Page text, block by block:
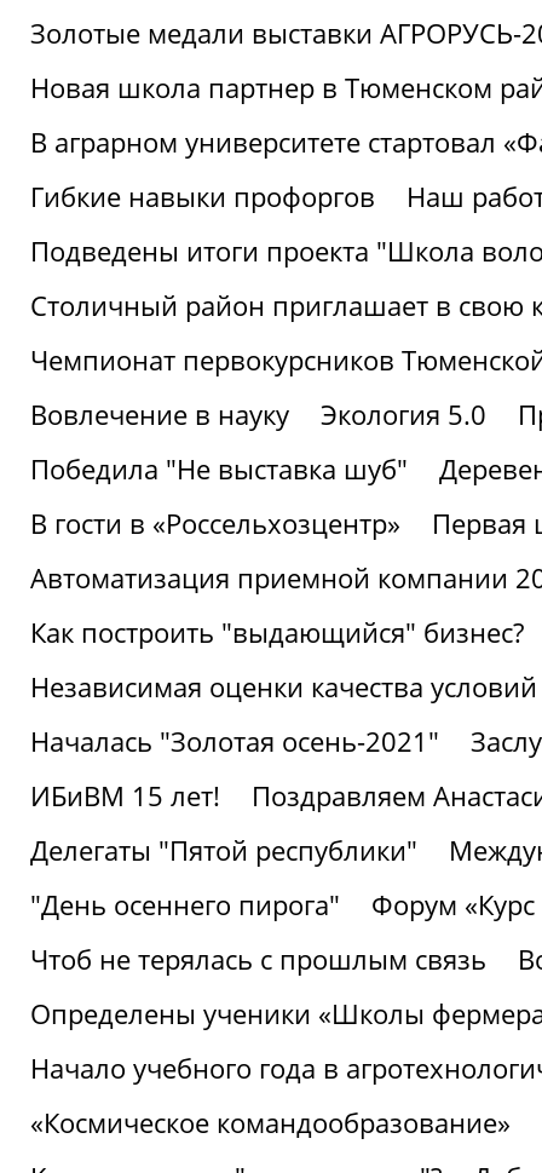
Золотые медали выставки АГРОРУСЬ-
Новая школа партнер в Тюменском
В аграрном университете стартовал
Гибкие навыки профоргов
Наш
Подведены итоги проекта "Школа
Столичный район приглашает в свою
Чемпионат первокурсников
Вовлечение в науку
Экология 5.0
Победила "Не выставка шуб"
В гости в «Россельхозцентр»
Первая
Автоматизация приемной компании
Как построить "выдающийся" бизнес?
Независимая оценки качества
Началась "Золотая осень-2021"
ИБиВМ 15 лет!
Поздравляем
Делегаты "Пятой республики"
"День осеннего пирога"
Форум «Курс
Чтоб не терялась с прошлым связь
Определены ученики «Школы
Начало учебного года в
«Космическое командообразование»